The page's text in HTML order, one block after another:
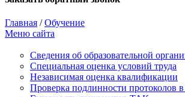
Главная /Обучение
Меню сайта
Сведения об образовательной
Cпециальная оценка условий труда
Независимая оценка квалификации
Проверка подлинности протоколов